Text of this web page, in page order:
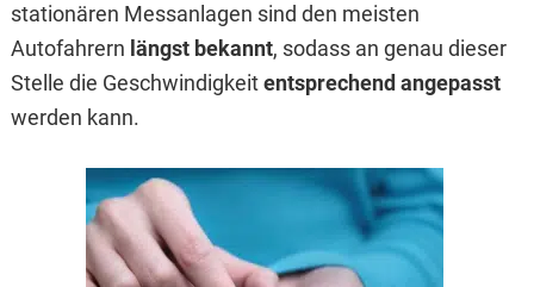
stationären Messanlagen sind den meisten
Autofahrern längst bekannt, sodass an genau dieser
Stelle die Geschwindigkeitentsprechend angepasst
werden kann.